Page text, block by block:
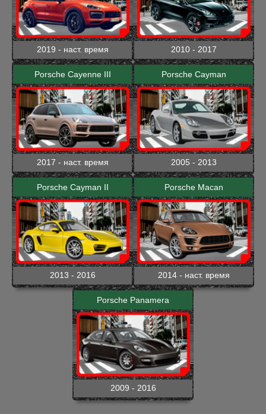
2019 - наст. время 2010 - 2017
Porsche Cayenne III
2017 - наст. время
Porsche Cayman
2005 - 2013
Porsche Cayman II
2013 - 2016
Porsche Macan
2014 - наст. время
Porsche Panamera
2009 - 2016